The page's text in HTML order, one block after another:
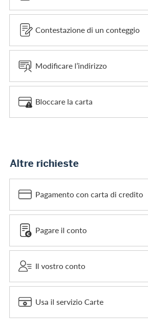
Contestazione di un conteggio
Modificare l’indirizzo
Bloccare la carta
Altre richieste
Pagamento con carta di credito
Pagare il conto
Il vostro conto
Usa il servizio Carte